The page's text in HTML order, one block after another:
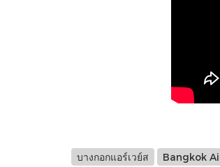
บางกอกแอร์เวย์ส Bangkok